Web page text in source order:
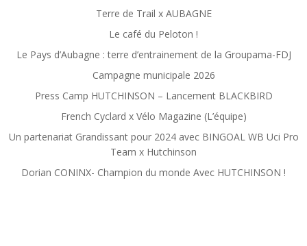
Terre de Trail x AUBAGNE
Le café du Peloton !
Le Pays d’Aubagne : terre d’entrainement de la Groupama-FDJ
Campagne municipale 2026
Press Camp HUTCHINSON – Lancement BLACKBIRD
French Cyclard x Vélo Magazine (L’équipe)
Un partenariat Grandissant pour 2024 avec BINGOAL WB Uci Pro
Team x Hutchinson
Dorian CONINX- Champion du monde Avec HUTCHINSON !